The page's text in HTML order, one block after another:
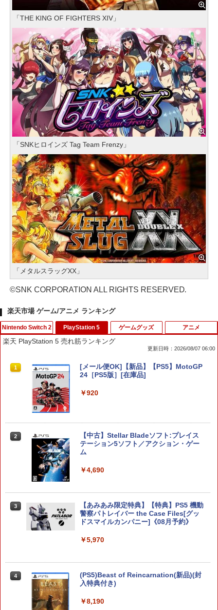
「THE KING OF FIGHTERS XIV」
「SNKヒロインズ Tag Team Frenzy」
「メタルスラッグXX」
©SNK CORPORATION ALL RIGHTS RESERVED.
楽天市場 ゲーム/アニメ ランキング
Nintendo Switch 2
1 スプラトゥーン レイダース
2
【当店独自で＋P10倍★要エントリー】
【中古】[Switch2] ぽこ あ ポケモン(20
260305)
￥6,580
3
任天堂 スプラトゥーン レイダース【Swi
tch 2】 BEEPAADLA [BEEPAADLA]
4
任天堂 【Switch2】ゼルダの伝説 ブレス
オブ ザ ワイルド Nintendo Switch 2 Ed
ンセツ ブレス オブ ザ ワイルド]
PlayStation 5
楽天 PlayStation 5 売れ筋ランキング
更新日時：2026/08/07 06:00
1
[メール便OK]【新品】【PS5】MotoGP
24［PS5版］[在庫品]
￥920
2
【中古】Stellar Bladeソフト:プレイス
テーション5ソフト／アクション・ゲー
ム
￥4,690
3
【あみあみ限定特典】【特典】PS5 機動
警察パトレイバー the Case Files[グッ
ドスマイルカンパニー]《08月予約》
￥5,970
4
(PS5)Beast of Reincarnation(新品)(封
入特典付き)
￥8,190
ゲームグッズ アニメ